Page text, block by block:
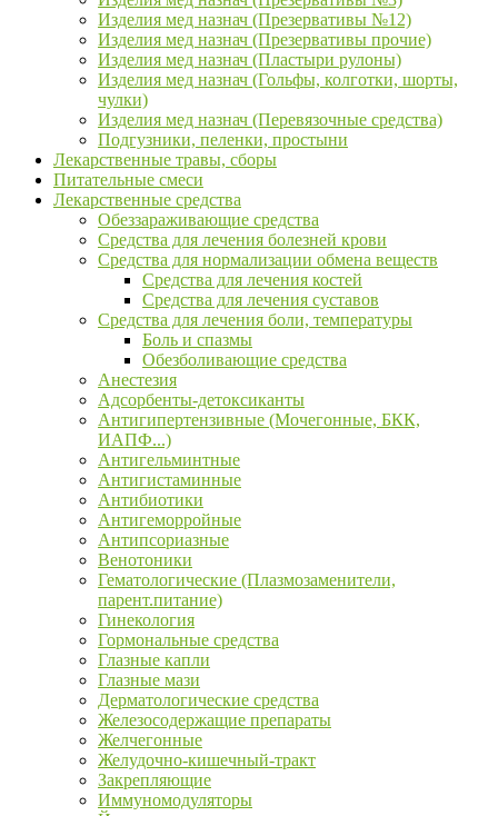
Изделия мед назнач (Презервативы №12)
Изделия мед назнач (Презервативы прочие)
Изделия мед назнач (Пластыри рулоны)
Изделия мед назнач (Гольфы, колготки, шорты,
чулки)
Изделия мед назнач (Перевязочные средства)
Подгузники, пеленки, простыни
Лекарственные травы, сборы
Питательные смеси
Лекарственные средства
Обеззараживающие средства
Средства для лечения болезней крови
Средства для нормализации обмена веществ
Средства для лечения костей
Средства для лечения суставов
Средства для лечения боли, температуры
Боль и спазмы
Обезболивающие средства
Анестезия
Адсорбенты-детоксиканты
Антигипертензивные (Мочегонные, БКК,
ИАПФ...)
Антигельминтные
Антигистаминные
Антибиотики
Антигеморройные
Антипсориазные
Венотоники
Гематологические (Плазмозаменители,
парент.питание)
Гинекология
Гормональные средства
Глазные капли
Глазные мази
Дерматологические средства
Железосодержащие препараты
Желчегонные
Желудочно-кишечный-тракт
Закрепляющие
Иммуномодуляторы